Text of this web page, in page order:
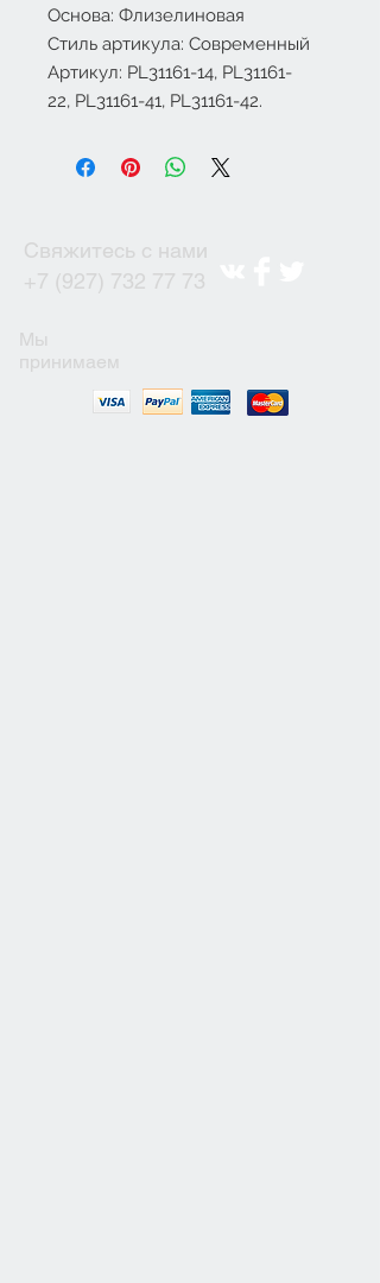
Основа: Флизелиновая
Стиль артикула: Современный
Артикул: PL31161-14, PL31161-
22, PL31161-41, PL31161-42.
Свяжитесь с нами
+7 (927) 732 77 73
Мы
принимаем